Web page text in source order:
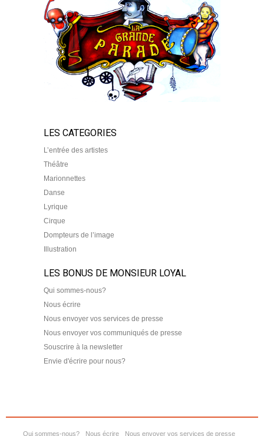
LES CATEGORIES
L’entrée des artistes
Théâtre
Marionnettes
Danse
Lyrique
Cirque
Dompteurs de l’image
Illustration
LES BONUS DE MONSIEUR LOYAL
Qui sommes-nous?
Nous écrire
Nous envoyer vos services de presse
Nous envoyer vos communiqués de presse
Souscrire à la newsletter
Envie d'écrire pour nous?
Qui sommes-nous? Nous écrire Nous envoyer vos services de presse